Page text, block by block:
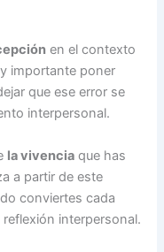
en el contexto
importante poner
que ese error se
interpersonal.
la vivencia que has
a partir de este
conviertes cada
interpersonal.